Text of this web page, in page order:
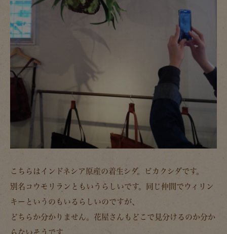
こちらはインドネシア原産の着生シダ。ビカクシダです。
別名コウモリランともいうらしいです。同じ仲間でウィリン
キーというのもいるらしいのですが、
どちらか分かりません。花屋さんもどこで見分けるのか分か
らないそうです。